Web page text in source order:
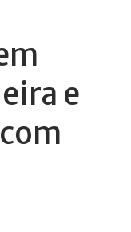
e